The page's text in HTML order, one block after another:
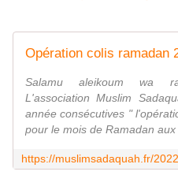
Salamu aleikoum wa
L'association Muslim
année consécutives "
pour le mois de Ramadan aux